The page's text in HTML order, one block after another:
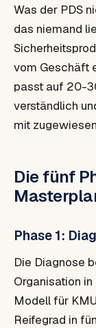
Was der PDS
das niemand
vom Geschäft
passt auf 20-
verständlich
mit
Die fünf
Phase 1:
Die Diagnose
Organisation
Modell für
Reifegrad in